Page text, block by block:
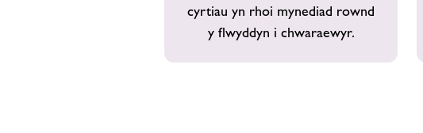
cyrtiau yn rhoi mynediad rownd
y flwyddyn i chwaraewyr.